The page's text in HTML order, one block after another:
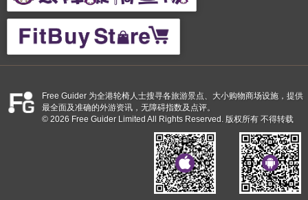
Free Guider 为全港轮椅人士搜寻各旅游景点、大小购物商场设施，提供
最全面及准确的外游资讯，无障碍指数及点评。
© 2026 Free Guider Limited All Rights Reserved. 版权所有 不得转载